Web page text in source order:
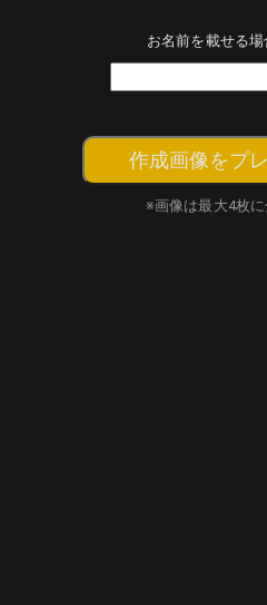
お名前を載せる
作成画像をプ
※画像は最大4枚